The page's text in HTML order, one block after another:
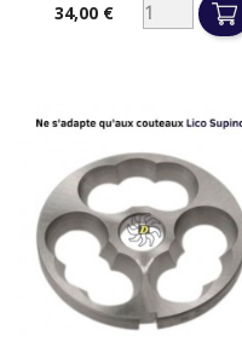
Prix34,00 €